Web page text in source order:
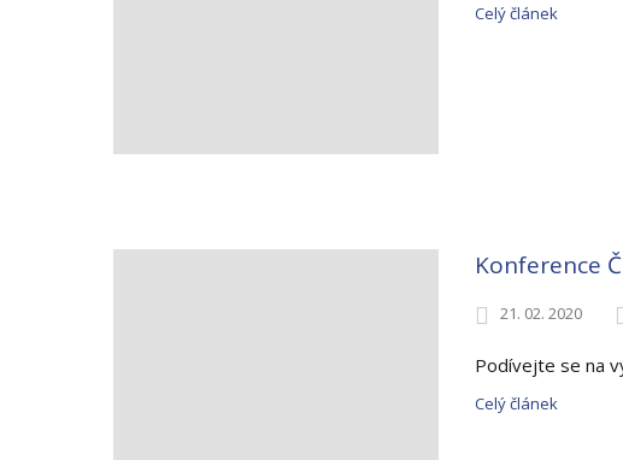
Celý článek
Konference
21. 02. 2020
Podívejte se na
Celý článek